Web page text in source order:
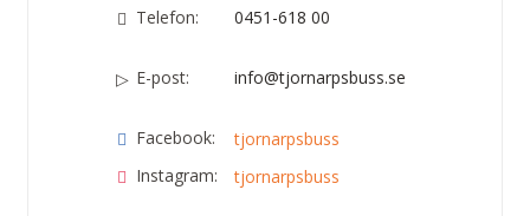
Telefon: 0451-618 00
E-post: info@tjornarpsbuss.se
Facebook:
tjornarpsbuss
Instagram:
tjornarpsbuss